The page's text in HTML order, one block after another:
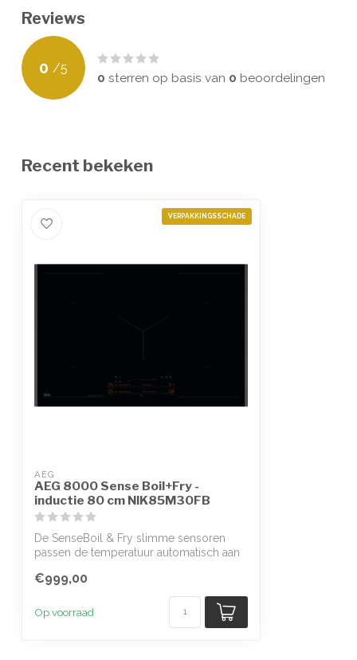
Reviews
0 /5
0 sterren op basis van 0 beoordelingen
Recent bekeken
VERPAKKINGSSCHADE
AEG
AEG 8000 Sense Boil+Fry -
inductie 80 cm NIK85M30FB
De SenseBoil & Fry slimme sensoren
passen de temperatuur automatisch aan
€999,00
Op voorraad